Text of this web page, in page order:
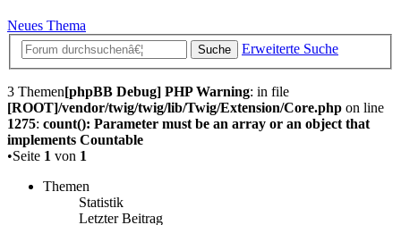
Neues Thema
Suche Erweiterte Suche
3 Themen[phpBB Debug] PHP Warning: in file
[ROOT]/vendor/twig/twig/lib/Twig/Extension/Core.php on line
1275: count(): Parameter must be an array or an object that
implements Countable
•Seite 1 von 1
Themen
Statistik
Letzter Beitrag